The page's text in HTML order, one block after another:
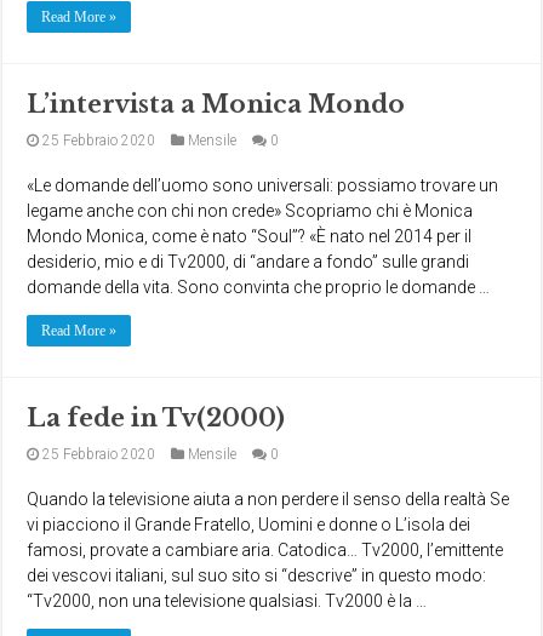
Read More »
L’intervista a Monica Mondo
25 Febbraio 2020 Mensile 0
«Le domande dell’uomo sono universali: possiamo trovare un
legame anche con chi non crede» Scopriamo chi è Monica
Mondo Monica, come è nato “Soul”? «È nato nel 2014 per il
desiderio, mio e di Tv2000, di “andare a fondo” sulle grandi
domande della vita. Sono convinta che proprio le domande …
Read More »
La fede in Tv(2000)
25 Febbraio 2020 Mensile 0
Quando la televisione aiuta a non perdere il senso della realtà Se
vi piacciono il Grande Fratello, Uomini e donne o L’isola dei
famosi, provate a cambiare aria. Catodica… Tv2000, l’emittente
dei vescovi italiani, sul suo sito si “descrive” in questo modo:
“Tv2000, non una televisione qualsiasi. Tv2000 è la …